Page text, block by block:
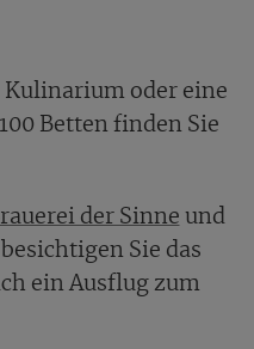
Kulinarium oder eine
Betten finden Sie
der Sinne und
Sie das
ein Ausflug zum